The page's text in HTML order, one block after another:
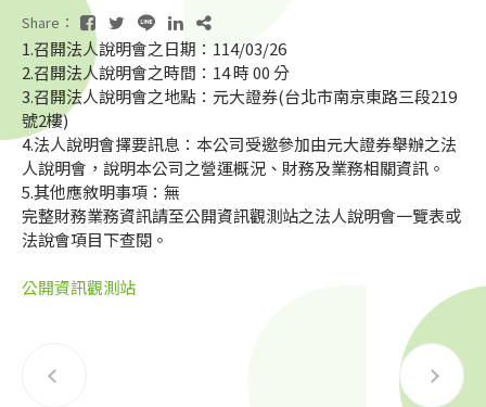
Share：
1.召開法人說明會之日期：114/03/26
2.召開法人說明會之時間：14 時 00 分
3.召開法人說明會之地點：元大證券(台北市南京東路三段219
號2樓)
4.法人說明會擇要訊息：本公司受邀參加由元大證券舉辦之法
人說明會，說明本公司之營運概況、財務及業務相關資訊。
5.其他應敘明事項：無
完整財務業務資訊請至公開資訊觀測站之法人說明會一覽表或
法說會項目下查閱。
公開資訊觀測站